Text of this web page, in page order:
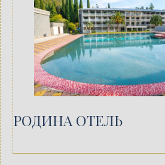
РОДИНА ОТЕЛЬ